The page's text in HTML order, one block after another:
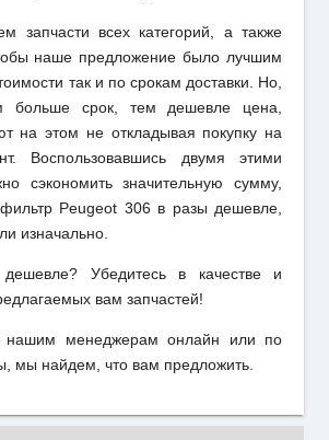
запчасти всех категорий, а также
наше предложение было лучшим
так и по срокам доставки. Но,
больше срок, тем дешевле цена,
на этом не откладывая покупку на
Воспользовавшись двумя этими
сэкономить значительную сумму,
Peugeot 306 в разы дешевле,
изначально.
Убедитесь в качестве и
вам запчастей!
нашим менеджерам онлайн или по
мы найдем, что вам предложить.